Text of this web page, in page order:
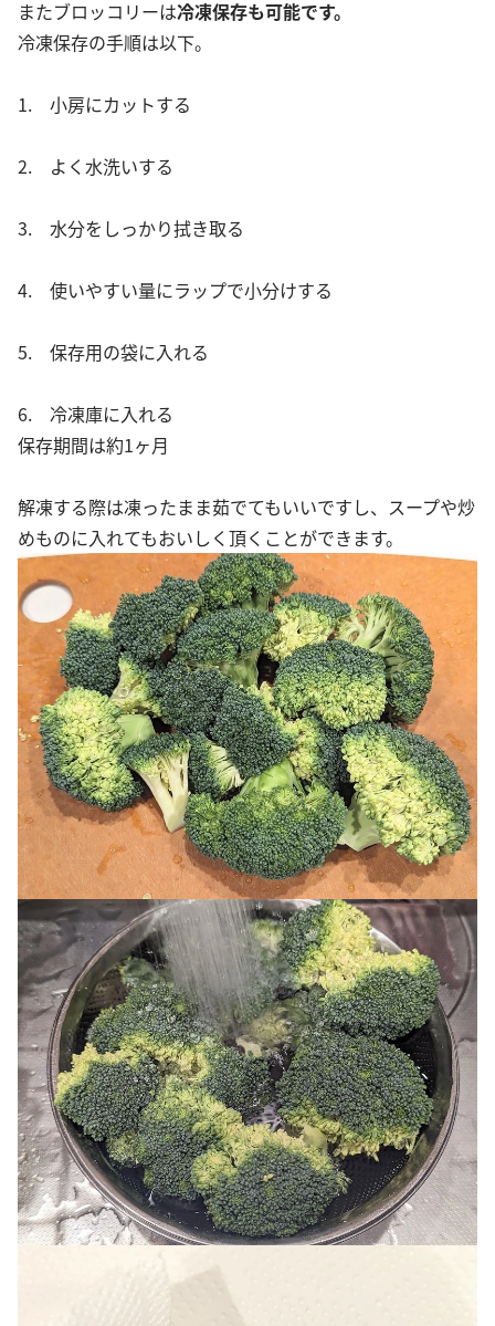
またブロッコリーは冷凍保存も可能です。
冷凍保存の手順は以下。
1. 小房にカットする
2. よく水洗いする
3. 水分をしっかり拭き取る
4. 使いやすい量にラップで小分けする
5. 保存用の袋に入れる
6. 冷凍庫に入れる
保存期間は約1ヶ月
解凍する際は凍ったまま茹でてもいいですし、スープや炒
めものに入れてもおいしく頂くことができます。